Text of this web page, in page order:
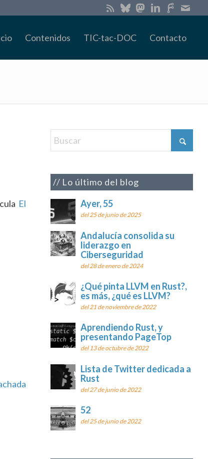
Contenidos TIC-tac-DOC Contacto
El
Lo último del blog
Ayer, 55
del 25 de junio de 2025
Andalucía consolida su
liderazgo en
Ciberseguridad
del 28 de enero de 2024
¿Qué pinta LLVM en Rust?,
es más, ¿qué es LLVM?
del 21 de noviembre de 2022
Aprendiendo Rust, y
presentando PageTop
del 13 de octubre de 2022
Lista de Twitter dedicada a
Rust
del 27 de junio de 2022
52
del 25 de junio de 2022